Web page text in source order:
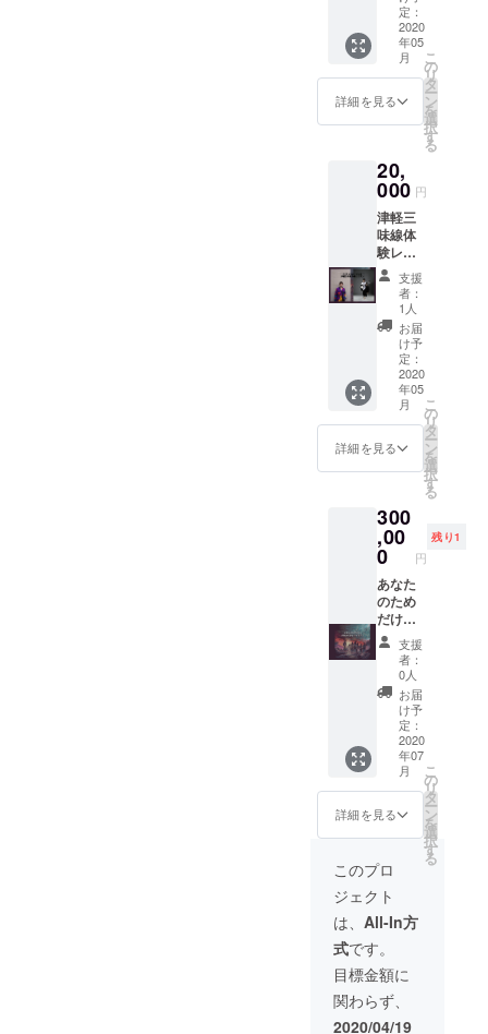
9:00~1
8:00 お
客様相
談セン
ター
mail:su
pport@
innovati
on.co.jp
有料配
信URL
をクラ
ウド
ファン
ディン
致しま
す。入
場可で
開催で
きた場
合は、
「ドリ
ンク代
込みの
入場チ
ケッ
ト」に
なりま
す。入
場の可
否に関
わらず
ライブ
の配信
も行い
ます。
※お客様
を来場
させた
場合の
本公演
は、来
場され
た方の
個人情
報を主
催であ
る我々
ROAと
の取り
保健所
行政指
導に基
いて速
やかに
必要各
所に情
報を提
供させ
ウェイ
トTシャ
日のお
客様入
場の可
否をコ
ロナ
スの情
勢に伴
いアナ
ウンス
いたし
ます。
※お客様
入場の
可否判
断を問
わず、
有料配
信URL
をクラ
ウド
ファン
ディン
致しま
す。入
場可で
開催で
きた場
合は、
「ドリ
ンク代
込みの
入場チ
ケッ
ト」に
なりま
す。入
場の可
否に関
わらず
ライブ
ライブ
の配信
も行い
ます。
※お客様
を来場
させた
場合の
本公演
は、来
定：
2020
年05
月
詳細を見る
こ
の
リ
タ
ー
ン
を
選
択
す
る
20,
000 円
津軽三
味線体
験レッ
スン！
ROAの
メン
バーで
ある匹
田大
智、
と、
TES、
による
60分津
軽三味
線体験
ン！ ※
スタジ
オ代は
リター
ン金額
に含ま
れてお
りま
す。 ※
スタジ
オは東
京・渋
谷を予
定して
おりま
す。 ※
ご希望
の方は
当日の
レンタ
ル用の
津軽三
味線を
無料で
お貸し
しま
す。 ※
オンラ
インで
のレッ
支援
者：
1人
お届
け予
定：
2020
年05
月
詳細を見る
こ
の
リ
タ
ー
ン
を
選
択
す
る
300
,00
0 円
残り1
あなた
のため
だけに
ROAが
曲を作
りま
す！
ミック
ス/マス
タリン
グ済の
ものを
提供！
著作権
譲渡を
するの
で商用
利用
可！
（リ
ターン
金額に
レコー
ディン
グ費
用、そ
支援
者：
0人
お届
け予
定：
2020
年07
月
詳細を見る
こ
の
リ
タ
ー
ン
を
選
択
す
る
このプロ
ジェクト
は、 All-In方
式です。
目標金額に
関わらず、
2020/04/19